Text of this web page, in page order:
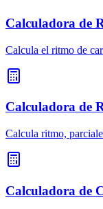
Calculadora de
Calcula el ritmo de
Calculadora de
Calcula ritmo,
Calculadora de